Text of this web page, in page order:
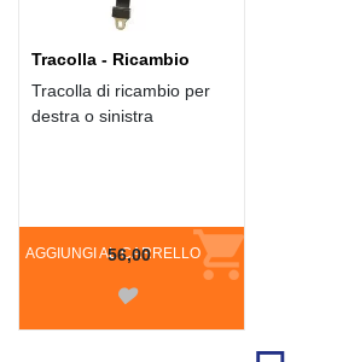
Tracolla - Ricambio
Tracolla di ricambio per
destra o sinistra
AGGIUNGI AL CARRELLO
56,00